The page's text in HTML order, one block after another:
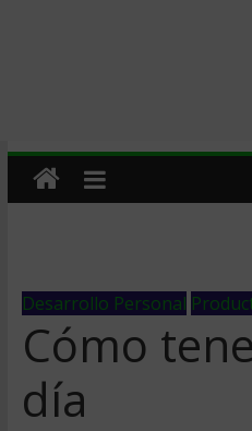
Desarrollo Personal
Cómo
día